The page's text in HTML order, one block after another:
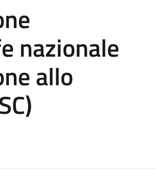
nazionale
allo